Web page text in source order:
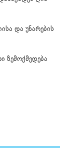
და უნარების
ზემოქმედება